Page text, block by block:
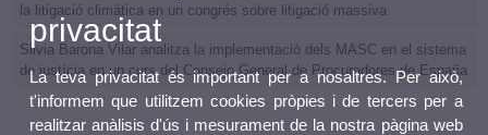
la litigació climàtica en un congrés sobre litigació massiva
Silvia Barona Vilar analitza la implementació dels MASC en el sistema
de justícia en un curs del Consejo General de Procuradores de España
privacitat
La teva privacitat és important per a nosaltres. Per això,
t'informem que utilitzem cookies pròpies i de tercers per a
realitzar anàlisis d'ús i mesurament de la nostra pàgina web